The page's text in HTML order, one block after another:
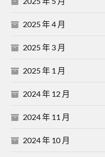
2025 年 4 月
2025 年 3 月
2025 年 1 月
2024 年 12 月
2024 年 11 月
2024 年 10 月